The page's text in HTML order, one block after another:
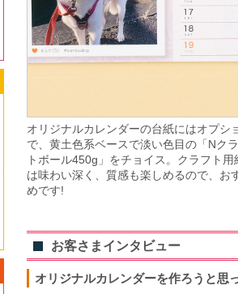
オリジナルカレンダーの台紙にはオプシ
で、黄土色系ベースで淡い色目の「Nク
トボール450g」をチョイス。クラフト用
は味わい深く、質感も楽しめるので、お
めです!
お客さまインタビュー
オリジナルカレンダーを作ろうと思